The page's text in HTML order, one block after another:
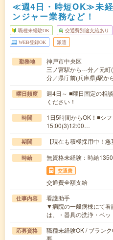
≪週4日・時短OK≫未
ンジャー業務など！
職種未経験OK 交通費別途支給あり
WEB登録OK 派遣
勤務地
神戸市中央区
三ノ宮駅から---分／元
分／県庁前(兵庫県)駅か
曜日頻度
週4日～ ■曜日固定の相
ください！
時間
1日5時間からOK！■シ
15:00(3)12:00…
期間 【現在も積極採用中！
時給 無資格未経験：時給
交通費
交通費全額支給
仕事内容
看護助手
▼病院の一般病棟にて看
は、・器具の洗浄・ベ
応募資格
職種未経験OK / ブラン
要